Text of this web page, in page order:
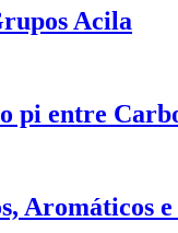
Acila
pi entre
Aromáticos